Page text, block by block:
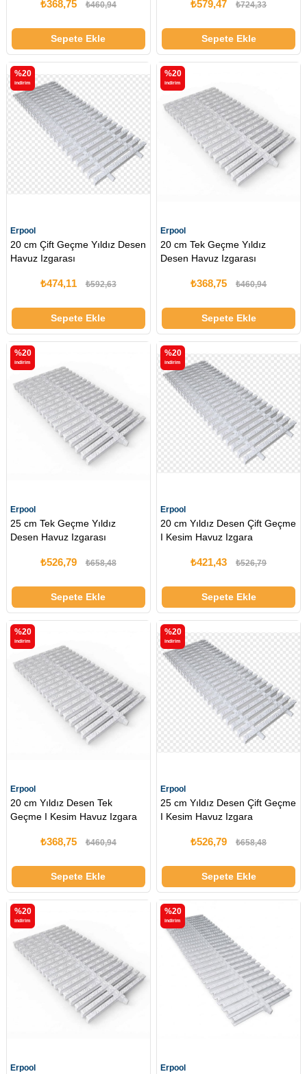
₺368,75 ₺460,94
Sepete Ekle
₺579,47 ₺724,33
Sepete Ekle
Erpool
20 cm Çift Geçme Yıldız Desen
Havuz Izgarası
₺474,11 ₺592,63
Sepete Ekle
%20
i̇ndirim
Erpool
20 cm Tek Geçme Yıldız
Desen Havuz Izgarası
₺368,75 ₺460,94
Sepete Ekle
%20
i̇ndirim
Erpool
25 cm Tek Geçme Yıldız
Desen Havuz Izgarası
₺526,79 ₺658,48
Sepete Ekle
%20
i̇ndirim
Erpool
20 cm Yıldız Desen Çift Geçme
I Kesim Havuz Izgara
₺421,43 ₺526,79
Sepete Ekle
%20
i̇ndirim
Erpool
20 cm Yıldız Desen Tek
Geçme I Kesim Havuz Izgara
₺368,75 ₺460,94
Sepete Ekle
%20
i̇ndirim
Erpool
25 cm Yıldız Desen Çift Geçme
I Kesim Havuz Izgara
₺526,79 ₺658,48
Sepete Ekle
%20
i̇ndirim
Erpool
%20
i̇ndirim
Erpool
%20
i̇ndirim